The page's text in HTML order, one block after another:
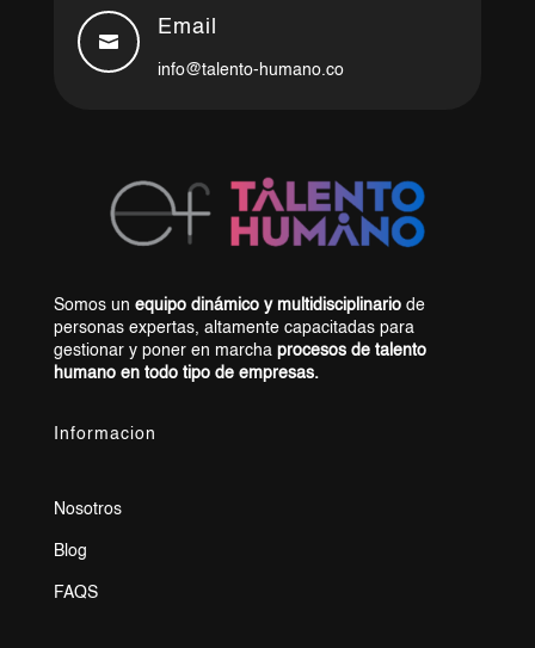

Email
info@talento-humano.co
Somos un equipo dinámico y multidisciplinario de
personas expertas, altamente capacitadas para
gestionar y poner en marcha procesos de talento
humano en todo tipo de empresas.
Informacion
Nosotros
Blog
FAQS